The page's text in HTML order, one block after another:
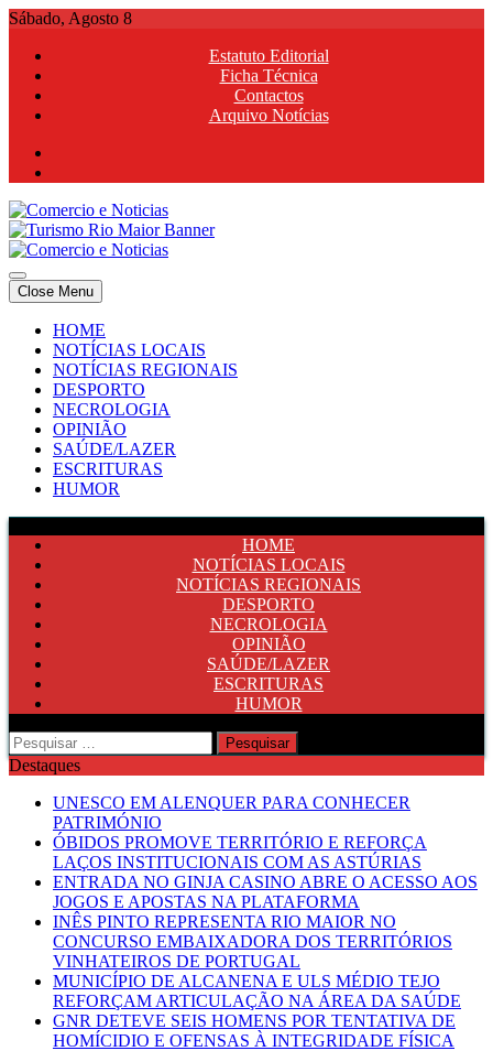
Skip
content
Sábado, Agosto 8
Estatuto Editorial
Ficha Técnica
Contactos
Arquivo Notícias
Comercio e Noticias
Notícias e Publicidade Online
Comercio e Noticias
Notícias e Publicidade Online
Close Menu
HOME
NOTÍCIAS LOCAIS
NOTÍCIAS REGIONAIS
DESPORTO
NECROLOGIA
OPINIÃO
SAÚDE/LAZER
ESCRITURAS
HUMOR
HOME
NOTÍCIAS LOCAIS
NOTÍCIAS REGIONAIS
DESPORTO
NECROLOGIA
OPINIÃO
SAÚDE/LAZER
ESCRITURAS
HUMOR
Pesquisar
por:
Destaques
UNESCO EM ALENQUER PARA CONHECER
PATRIMÓNIO
ÓBIDOS PROMOVE TERRITÓRIO E REFORÇA
LAÇOS INSTITUCIONAIS COM AS ASTÚRIAS
ENTRADA NO GINJA CASINO ABRE O ACESSO AOS
JOGOS E APOSTAS NA PLATAFORMA
INÊS PINTO REPRESENTA RIO MAIOR NO
CONCURSO EMBAIXADORA DOS TERRITÓRIOS
VINHATEIROS DE PORTUGAL
MUNICÍPIO DE ALCANENA E ULS MÉDIO TEJO
REFORÇAM ARTICULAÇÃO NA ÁREA DA SAÚDE
GNR DETEVE SEIS HOMENS POR TENTATIVA DE
HOMÍCIDIO E OFENSAS À INTEGRIDADE FÍSICA